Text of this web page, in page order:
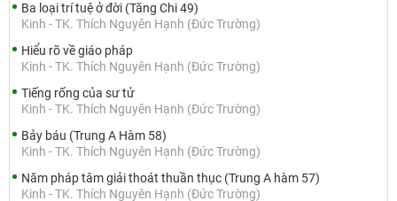
Ba loại trí tuệ ở đời (Tăng Chi 49)
Kinh - TK. Thích Nguyên Hạnh (Đức Trường)
Hiểu rõ về giáo pháp
Kinh - TK. Thích Nguyên Hạnh (Đức Trường)
Tiếng rống của sư tử
Kinh - TK. Thích Nguyên Hạnh (Đức Trường)
Bảy báu (Trung A Hàm 58)
Kinh - TK. Thích Nguyên Hạnh (Đức Trường)
Năm pháp tâm giải thoát thuần thục (Trung A hàm 57)
Kinh - TK. Thích Nguyên Hạnh (Đức Trường)